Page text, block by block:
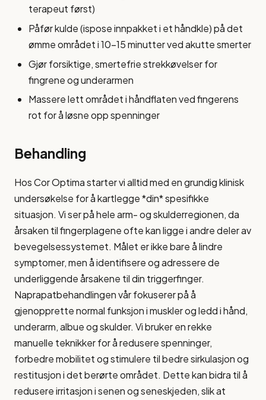
terapeut først)
Påfør kulde (ispose innpakket i et håndkle) på det
ømme området i 10-15 minutter ved akutte smerter
Gjør forsiktige, smertefrie strekkøvelser for
fingrene og underarmen
Massere lett området i håndflaten ved fingerens
rot for å løsne opp spenninger
Behandling
Hos Cor Optima starter vi alltid med en grundig klinisk
undersøkelse for å kartlegge *din* spesifikke
situasjon. Vi ser på hele arm- og skulderregionen, da
årsaken til fingerplagene ofte kan ligge i andre deler av
bevegelsessystemet. Målet er ikke bare å lindre
symptomer, men å identifisere og adressere de
underliggende årsakene til din triggerfinger.
Naprapatbehandlingen vår fokuserer på å
gjenopprette normal funksjon i muskler og ledd i hånd,
underarm, albue og skulder. Vi bruker en rekke
manuelle teknikker for å redusere spenninger,
forbedre mobilitet og stimulere til bedre sirkulasjon og
restitusjon i det berørte området. Dette kan bidra til å
redusere irritasjon i senen og seneskjeden, slik at